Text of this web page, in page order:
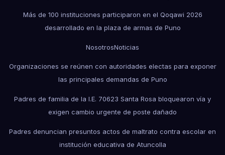
Más de 100 instituciones participaron en el Qoqawi 2026
desarrollado en la plaza de armas de Puno
NosotrosNoticias
Organizaciones se reúnen con autoridades electas para exponer
las principales demandas de Puno
Padres de familia de la I.E. 70623 Santa Rosa bloquearon vía y
exigen cambio urgente de poste dañado
Padres denuncian presuntos actos de maltrato contra escolar en
institución educativa de Atuncolla